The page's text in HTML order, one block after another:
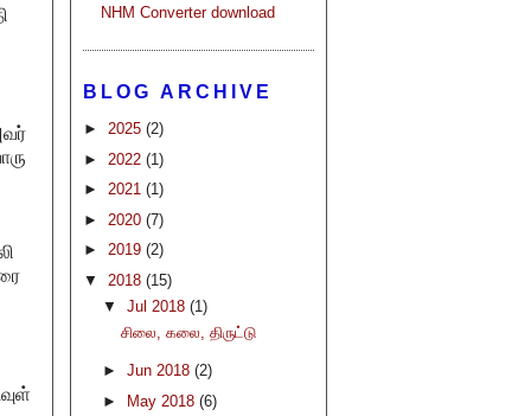
NHM Converter download
BLOG ARCHIVE
► 2025 (2)
► 2022 (1)
► 2021 (1)
► 2020 (7)
► 2019 (2)
▼ 2018 (15)
▼ Jul 2018 (1)
சிலை, கலை, திருட்டு
► Jun 2018 (2)
►
May 2018 (6)